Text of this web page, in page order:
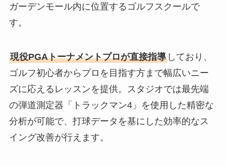
ガーデンモール内に位置するゴルフスクールで
す。
現役PGAトーナメントプロが直接指導しており、
ゴルフ初心者からプロを目指す方まで幅広いニー
ズに応えるレッスンを提供。スタジオでは最先端
の弾道測定器「トラックマン4」を使用した精密な
分析が可能で、打球データを基にした効率的なス
イング改善が行えます。